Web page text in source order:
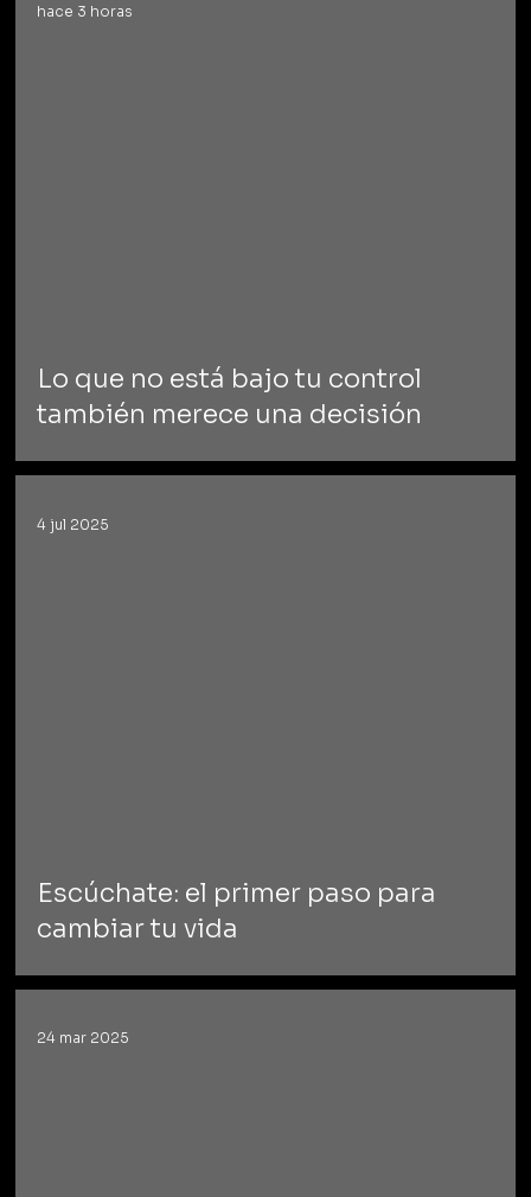
Lo que no está bajo tu control
también merece una decisión
hace 3 horas
Escúchate: el primer paso para
cambiar tu vida
4 jul 2025
24 mar 2025